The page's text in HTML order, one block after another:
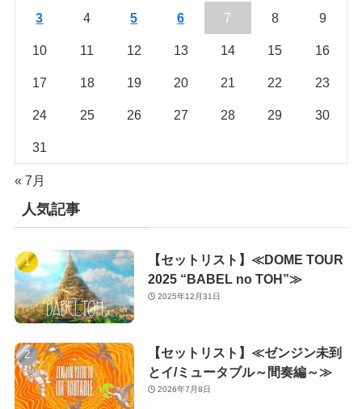
3 4 5 6 7 8 9
10 11 12 13 14 15 16
17 18 19 20 21 22 23
24 25 26 27 28 29 30
31
« 7月
人気記事
【セットリスト】≪DOME TOUR
2025 “BABEL no TOH”≫
2025年12月31日
【セットリスト】≪ゼンジン未到
とイ/ミュータブル～間奏編～≫
2026年7月8日